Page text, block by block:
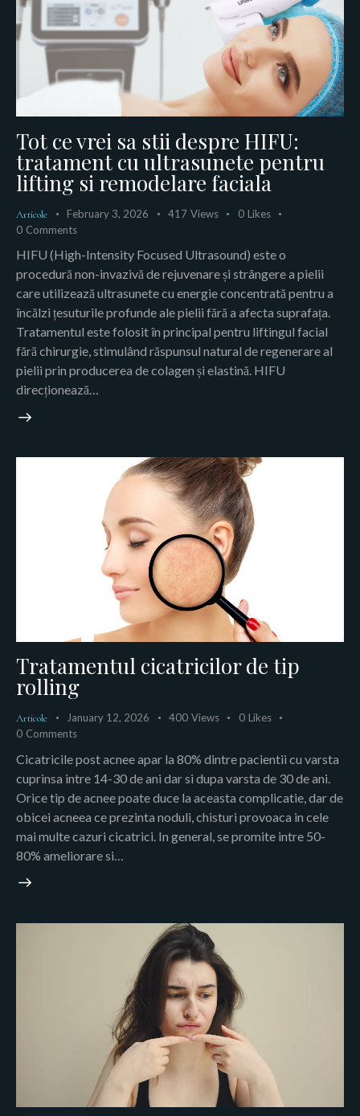
Tot ce vrei sa stii despre HIFU:
tratament cu ultrasunete pentru
lifting si remodelare faciala
Articole February 3, 2026 417 Views 0 Likes
0 Comments
HIFU (High-Intensity Focused Ultrasound) este o
procedură non-invazivă de rejuvenare și strângere a pielii
care utilizează ultrasunete cu energie concentrată pentru a
încălzi țesuturile profunde ale pielii fără a afecta suprafața.
Tratamentul este folosit în principal pentru liftingul facial
fără chirurgie, stimulând răspunsul natural de regenerare al
pielii prin producerea de colagen și elastină. HIFU
direcționează…
Tratamentul cicatricilor de tip
rolling
Articole January 12, 2026 400 Views 0 Likes
0 Comments
Cicatricile post acnee apar la 80% dintre pacientii cu varsta
cuprinsa intre 14-30 de ani dar si dupa varsta de 30 de ani.
Orice tip de acnee poate duce la aceasta complicatie, dar de
obicei acneea ce prezinta noduli, chisturi provoaca in cele
mai multe cazuri cicatrici. In general, se promite intre 50-
80% ameliorare si…